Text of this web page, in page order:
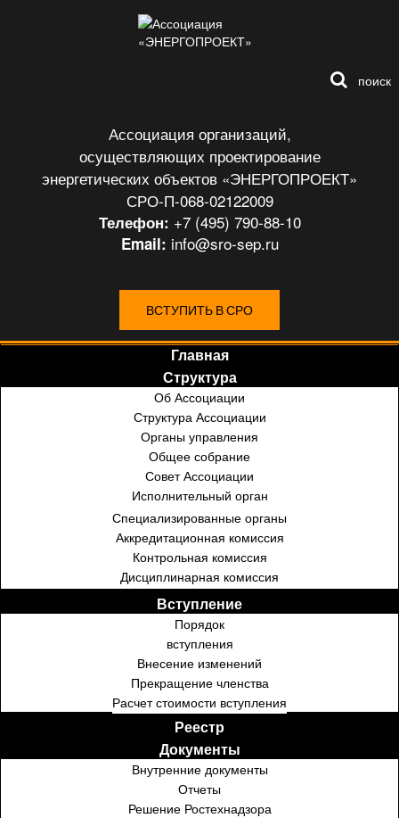
Ассоциация организаций,
осуществляющих проектирование
энергетических объектов «ЭНЕРГОПРОЕКТ»
СРО-П-068-02122009
Телефон: +7 (495) 790-88-10
Email: info@sro-sep.ru
ВСТУПИТЬ В СРО
поиск
Главная
Структура
Об Ассоциации
Структура Ассоциации
Органы управления
Общее собрание
Совет Ассоциации
Исполнительный орган
Специализированные органы
Аккредитационная комиссия
Контрольная комиссия
Дисциплинарная комиссия
Вступление
Порядок
вступления
Внесение изменений
Прекращение членства
Расчет стоимости вступления
Реестр
Документы
Внутренние документы
Отчеты
Решение Ростехнадзора